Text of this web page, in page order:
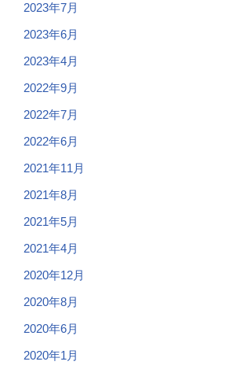
2023年7月
2023年6月
2023年4月
2022年9月
2022年7月
2022年6月
2021年11月
2021年8月
2021年5月
2021年4月
2020年12月
2020年8月
2020年6月
2020年1月